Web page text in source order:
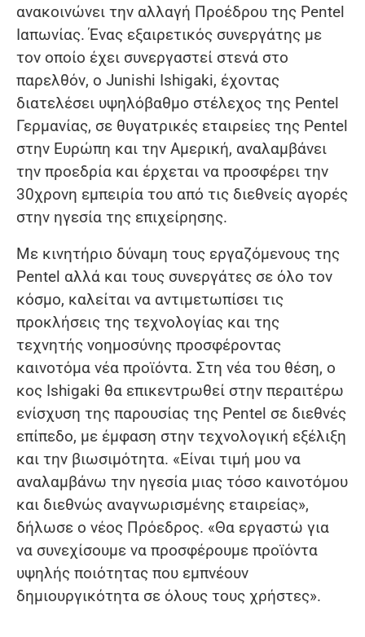
ανακοινώνει την αλλαγή Προέδρου της Pentel
Ιαπωνίας. Ένας εξαιρετικός συνεργάτης με
τον οποίο έχει συνεργαστεί στενά στο
παρελθόν, ο Junishi Ishigaki, έχοντας
διατελέσει υψηλόβαθμο στέλεχος της Pentel
Γερμανίας, σε θυγατρικές εταιρείες της Pentel
στην Ευρώπη και την Αμερική, αναλαμβάνει
την προεδρία και έρχεται να προσφέρει την
30χρονη εμπειρία του από τις διεθνείς αγορές
στην ηγεσία της επιχείρησης.
Με κινητήριο δύναμη τους εργαζόμενους της
Pentel αλλά και τους συνεργάτες σε όλο τον
κόσμο, καλείται να αντιμετωπίσει τις
προκλήσεις της τεχνολογίας και της
τεχνητής νοημοσύνης προσφέροντας
καινοτόμα νέα προϊόντα. Στη νέα του θέση, ο
κος Ishigaki θα επικεντρωθεί στην περαιτέρω
ενίσχυση της παρουσίας της Pentel σε διεθνές
επίπεδο, με έμφαση στην τεχνολογική εξέλιξη
και την βιωσιμότητα. «Είναι τιμή μου να
αναλαμβάνω την ηγεσία μιας τόσο καινοτόμου
και διεθνώς αναγνωρισμένης εταιρείας»,
δήλωσε ο νέος Πρόεδρος. «Θα εργαστώ για
να συνεχίσουμε να προσφέρουμε προϊόντα
υψηλής ποιότητας που εμπνέουν
δημιουργικότητα σε όλους τους χρήστες».